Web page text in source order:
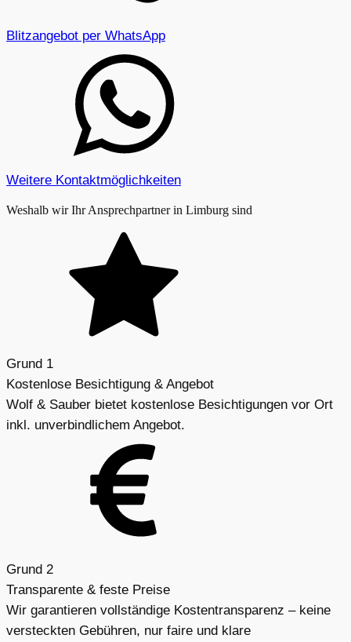
Blitzangebot per WhatsApp
Weitere Kontaktmöglichkeiten
Weshalb wir Ihr Ansprechpartner in Limburg sind
Grund 1
Kostenlose Besichtigung & Angebot
Wolf & Sauber bietet kostenlose Besichtigungen vor Ort
inkl. unverbindlichem Angebot.
Grund 2
Transparente & feste Preise
Wir garantieren vollständige Kostentransparenz – keine
versteckten Gebühren, nur faire und klare